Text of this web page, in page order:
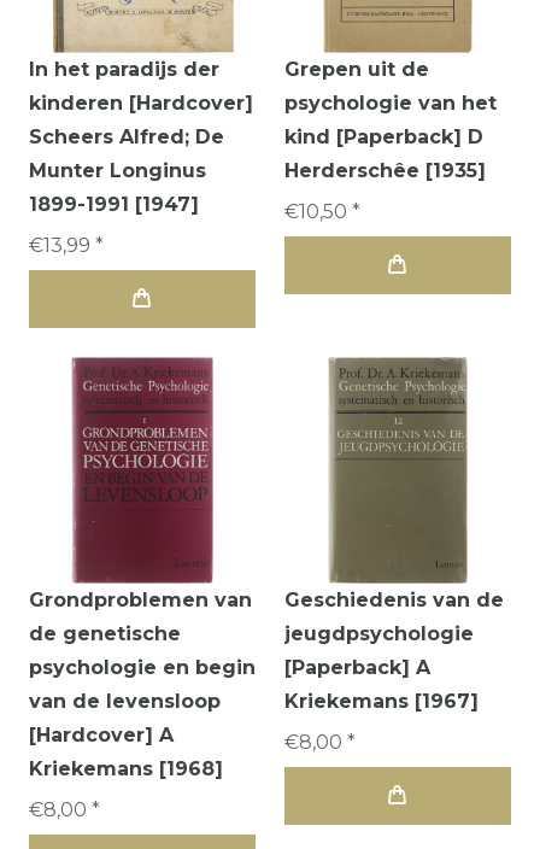
In het paradijs der
kinderen [Hardcover]
Scheers Alfred; De
Munter Longinus
1899-1991 [1947]
€13,99 *
Grepen uit de
psychologie van het
kind [Paperback] D
Herderschêe [1935]
€10,50 *
Grondproblemen van
de genetische
psychologie en begin
van de levensloop
[Hardcover] A
Kriekemans [1968]
€8,00 *
Geschiedenis van de
jeugdpsychologie
[Paperback] A
Kriekemans [1967]
€8,00 *